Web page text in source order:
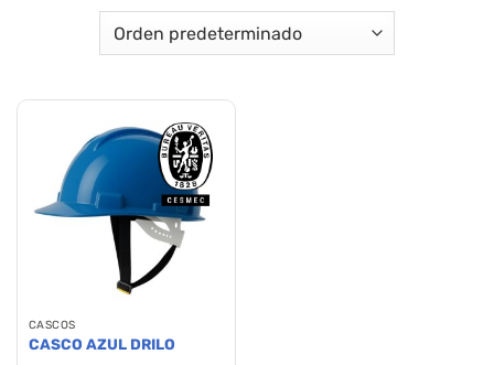
CASCOS
CASCO AZUL DRILO